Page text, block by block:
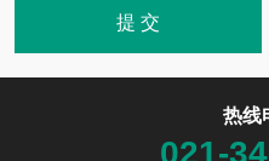
热线
021-